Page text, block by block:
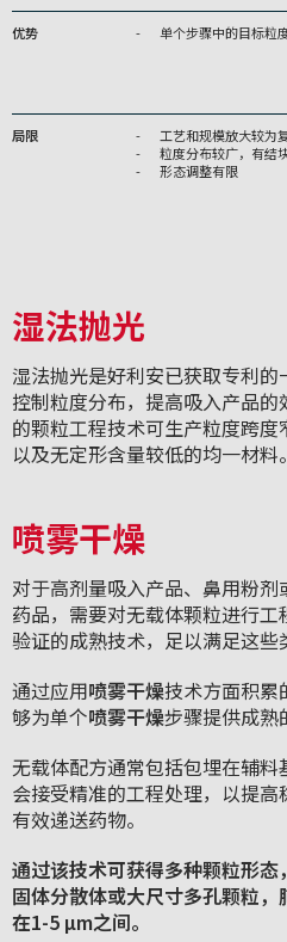
优势 单个步骤中的目标粒度
局限
工艺和规模放大较为
粒度分布较广，有结
形态调整有限
湿法抛光
湿法抛光是好利安已获取专利
控制粒度分布，提高吸入产品
的颗粒工程技术可生产粒度跨
以及无定形含量较低的均一材料。
喷雾干燥
对于高剂量吸入产品、鼻用粉
药品，需要对无载体颗粒进行
验证的成熟技术，足以满足这些
通过应用喷雾干燥技术方面积累
够为单个喷雾干燥步骤提供成熟
无载体配方通常包括包埋在辅
会接受精准的工程处理，以提
有效递送药物。
通过该技术可获得多种颗粒形
固体分散体或大尺寸多孔颗粒
在1-5 µm之间。